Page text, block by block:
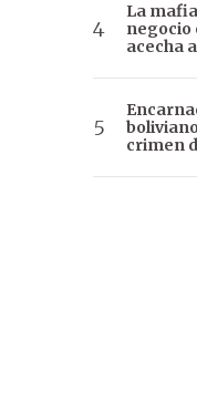
La
negocio
acecha
crimen